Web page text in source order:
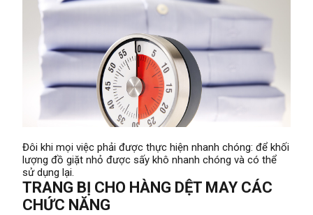
Đôi khi mọi việc phải được thực hiện nhanh chóng: để khối
lượng đồ giặt nhỏ được sấy khô nhanh chóng và có thể
sử dụng lại.
TRANG BỊ CHO HÀNG DỆT MAY CÁC
CHỨC NĂNG